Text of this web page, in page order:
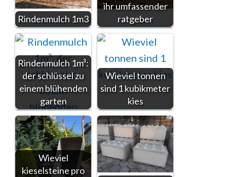
Rindenmulch 1m3
ihr umfassender
ratgeber
Rindenmulch 1m³:
der schlüssel zu
einem blühenden
garten
Wieviel tonnen
sind 1 kubikmeter
kies
Wieviel
kieselsteine pro